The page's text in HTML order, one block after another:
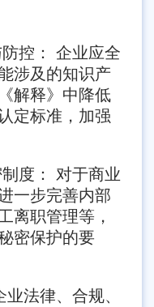
控： 企业应全
涉及的知识产
解释》中降低
定标准，加强
度： 对于商业
一步完善内部
离职管理等，
密保护的要
法律、合规、